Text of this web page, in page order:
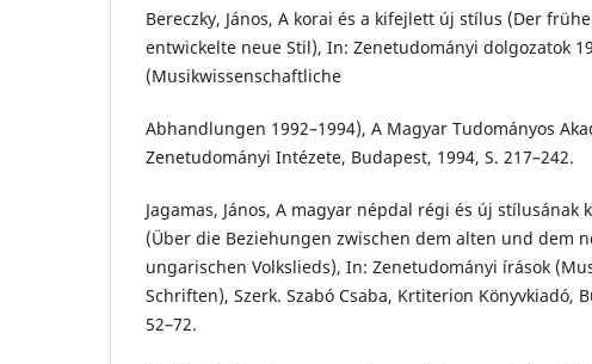
Bereczky, János, A korai és a kifejlett új stílus (Der
entwickelte neue Stil), In: Zenetudományi dolgozatok
(Musikwissenschaftliche
Abhandlungen 1992–1994), A Magyar Tudományos
Zenetudományi Intézete, Budapest, 1994, S. 217–242.
Jagamas, János, A magyar népdal régi és új stílusának
(Über die Beziehungen zwischen dem alten und dem
ungarischen Volkslieds), In: Zenetudományi írások
Schriften), Szerk. Szabó Csaba, Krtiterion Könyvkiadó,
52–72.